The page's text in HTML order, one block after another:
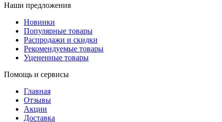
Наши предложения
Новинки
Популярные товары
Распродажи и скидки
Рекомендуемые товары
Уцененные товары
Помощь и сервисы
Главная
Отзывы
Акции
Доставка